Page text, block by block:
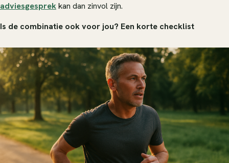
adviesgesprekkan dan zinvol zijn.
Is de combinatie ook voor jou? Een korte checklist